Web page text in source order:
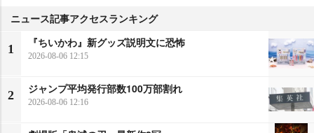
ニュース記事アクセスランキング
1
『ちいかわ』新グッズ説明文に恐怖
2026-08-06 12:15
2
ジャンプ平均発行部数100万部割れ
2026-08-06 12:16